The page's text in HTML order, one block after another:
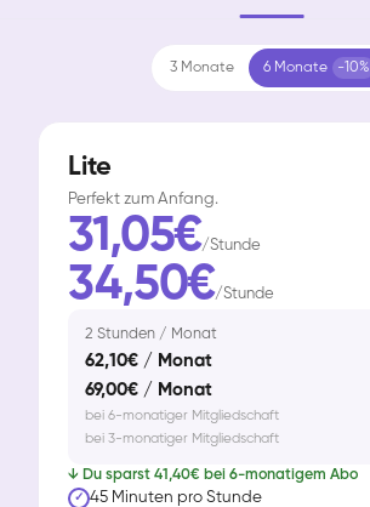
3 Monate 6 Monate -10%
Lite
Perfekt zum Anfang.
31,05€/Stunde
34,50€/Stunde
2 Stunden / Monat
62,10€ / Monat
69,00€ / Monat
bei 6-monatiger Mitgliedschaft
bei 3-monatiger Mitgliedschaft
↓ Du sparst 41,40€ bei 6-monatigem Abo
✓ 45 Minuten pro Stunde